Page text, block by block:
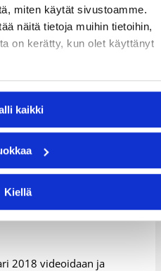
miten käytät sivustoamme.
näitä tietoja muihin tietoihin,
on kerätty, kun olet käyttänyt
kaikki
Kiellä
9:30 asti)
– 3×3
tietoa taidon oppimisesta
peli – sellaista
2018 videoidaan ja